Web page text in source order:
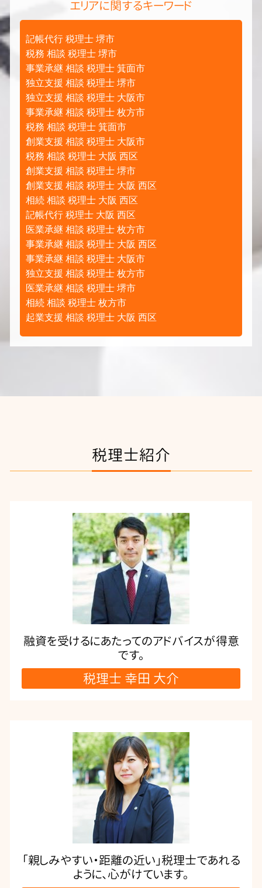
エリアに関するキーワード
記帳代行 税理士 堺市
税務 相談 税理士 堺市
事業承継 相談 税理士 箕面市
独立支援 相談 税理士 堺市
独立支援 相談 税理士 大阪市
事業承継 相談 税理士 枚方市
税務 相談 税理士 箕面市
創業支援 相談 税理士 大阪市
税務 相談 税理士 大阪 西区
創業支援 相談 税理士 堺市
創業支援 相談 税理士 大阪 西区
相続 相談 税理士 大阪 西区
記帳代行 税理士 大阪 西区
医業承継 相談 税理士 枚方市
事業承継 相談 税理士 大阪 西区
事業承継 相談 税理士 大阪市
独立支援 相談 税理士 枚方市
医業承継 相談 税理士 堺市
相続 相談 税理士 枚方市
起業支援 相談 税理士 大阪 西区
税理士紹介
融資を受けるにあたってのアドバイスが得意
です。
税理士 幸田 大介
「親しみやすい・距離の近い」税理士であれる
ように、心がけています。